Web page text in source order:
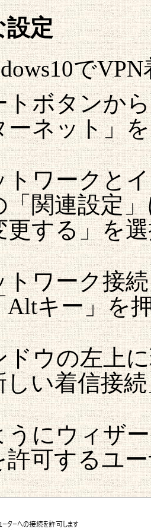
設定
で
トボタンか
ーネット」
トワークと
「関連設定
更する」を
トワーク接
Altキー」を
ドウの左上
い着信接
うにウィザ
許可するユ